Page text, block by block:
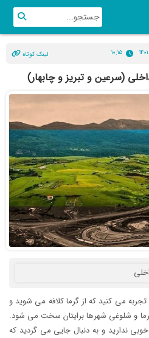
۱۰:۱۵ لینک کوتاه
(سرعین و تبریز و چابهار)
می کنید که از گرما کلافه می شوید و
و شلوغی شهرها برایتان سخت می شود.
ندارید و به دنبال جایی می گردید که